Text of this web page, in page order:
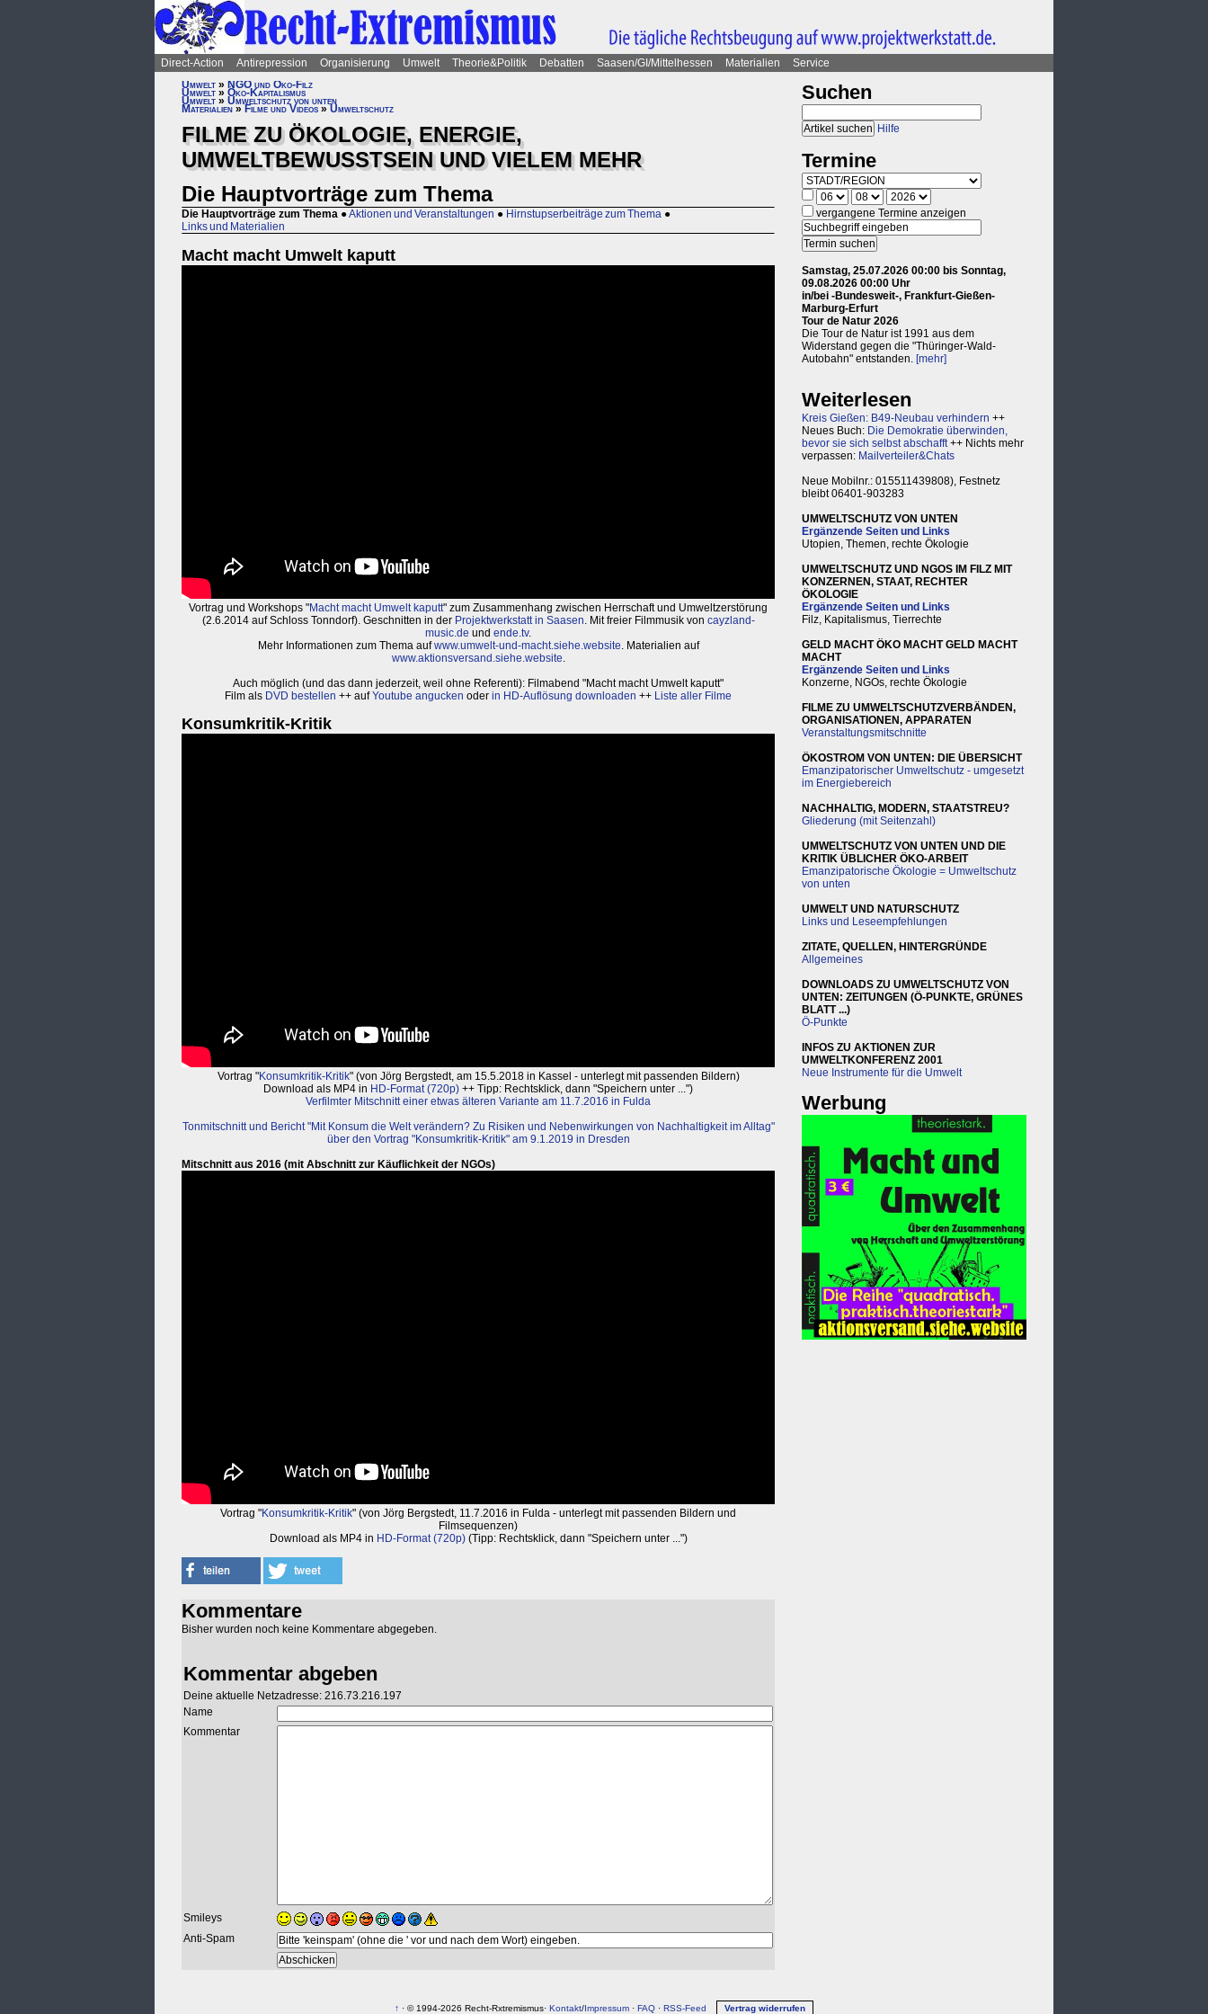
Direct-Action Antirepression Organisierung Umwelt Theorie&Politik Debatten Saasen/GI/Mittelhessen Materialien
Service
Umwelt » NGO und Öko-Filz
Umwelt » Öko-Kapitalismus
Umwelt » Umweltschutz von unten
Materialien » Filme und Videos » Umweltschutz
FILME ZU ÖKOLOGIE, ENERGIE,
UMWELTBEWUSSTSEIN UND VIELEM MEHR
Die Hauptvorträge zum Thema
Die Hauptvorträge zum Thema ●Aktionen und Veranstaltungen ● Hirnstupserbeiträge zum Thema ●
Links und Materialien
Macht macht Umwelt kaputt
Vortrag und Workshops "Macht macht Umwelt kaputt" zum Zusammenhang zwischen Herrschaft und Umweltzerstörung
(2.6.2014 auf Schloss Tonndorf). Geschnitten in der Projektwerkstatt in Saasen. Mit freier Filmmusik von cayzland-
music.de und ende.tv.
Mehr Informationen zum Thema aufwww.umwelt-und-macht.siehe.website. Materialien auf
www.aktionsversand.siehe.website.
Auch möglich (und das dann jederzeit, weil ohne Referenti): Filmabend "Macht macht Umwelt kaputt"
Film als DVD bestellen ++ aufYoutube angucken oder in HD-Auflösung downloaden ++ Liste aller Filme
Konsumkritik-Kritik
Vortrag "Konsumkritik-Kritik" (von Jörg Bergstedt, am 15.5.2018 in Kassel - unterlegt mit passenden Bildern)
Download als MP4 in HD-Format (720p) ++ Tipp: Rechtsklick, dann "Speichern unter ...")
Verfilmter Mitschnitt einer etwas älteren Variante am 11.7.2016 in Fulda
Tonmitschnitt und Bericht "Mit Konsum die Welt verändern? Zu Risiken und Nebenwirkungen von Nachhaltigkeit im Alltag"
über den Vortrag "Konsumkritik-Kritik" am 9.1.2019 in Dresden
Mitschnitt aus 2016 (mit Abschnitt zur Käuflichkeit der NGOs)
Vortrag "Konsumkritik-Kritik" (von Jörg Bergstedt, 11.7.2016 in Fulda - unterlegt mit passenden Bildern und
Filmsequenzen)
Download als MP4 in HD-Format (720p)(Tipp: Rechtsklick, dann "Speichern unter ...")
Kommentare
Bisher wurden noch keine Kommentare abgegeben.
Kommentar abgeben
Deine aktuelle Netzadresse: 216.73.216.197
Name
Kommentar
Smileys
Anti-Spam
Suchen
Hilfe
Termine
vergangene Termine anzeigen
Samstag, 25.07.2026 00:00 bis Sonntag,
09.08.2026 00:00 Uhr
in/bei -Bundesweit-, Frankfurt-Gießen-
Marburg-Erfurt
Tour de Natur 2026
Die Tour de Natur ist 1991 aus dem
Widerstand gegen die "Thüringer-Wald-
Autobahn" entstanden. [mehr]
Weiterlesen
Kreis Gießen: B49-Neubau verhindern ++
Neues Buch: Die Demokratie überwinden,
bevor sie sich selbst abschafft++ Nichts mehr
verpassen: Mailverteiler&Chats
Neue Mobilnr.: 015511439808), Festnetz
bleibt 06401-903283
UMWELTSCHUTZ VON UNTEN
Ergänzende Seiten und Links
Utopien, Themen, rechte Ökologie
UMWELTSCHUTZ UND NGOS IM FILZ MIT
KONZERNEN, STAAT, RECHTER
ÖKOLOGIE
Ergänzende Seiten und Links
Filz, Kapitalismus, Tierrechte
GELD MACHT ÖKO MACHT GELD MACHT
MACHT
Ergänzende Seiten und Links
Konzerne, NGOs, rechte Ökologie
FILME ZU UMWELTSCHUTZVERBÄNDEN,
ORGANISATIONEN, APPARATEN
Veranstaltungsmitschnitte
ÖKOSTROM VON UNTEN: DIE ÜBERSICHT
Emanzipatorischer Umweltschutz - umgesetzt
im Energiebereich
NACHHALTIG, MODERN, STAATSTREU?
Gliederung (mit Seitenzahl)
UMWELTSCHUTZ VON UNTEN UND DIE
KRITIK ÜBLICHER ÖKO-ARBEIT
Emanzipatorische Ökologie = Umweltschutz
von unten
UMWELT UND NATURSCHUTZ
Links und Leseempfehlungen
ZITATE, QUELLEN, HINTERGRÜNDE
Allgemeines
DOWNLOADS ZU UMWELTSCHUTZ VON
UNTEN: ZEITUNGEN (Ö-PUNKTE, GRÜNES
BLATT ...)
Ö-Punkte
INFOS ZU AKTIONEN ZUR
UMWELTKONFERENZ 2001
Neue Instrumente für die Umwelt
Werbung
↑ · © 1994-2026 Recht-Rxtremismus· Kontakt/ Impressum · FAQ · RSS-Feed Vertrag widerrufen